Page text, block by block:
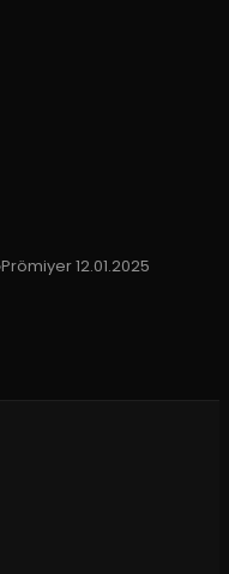
Prömiyer12.01.2025